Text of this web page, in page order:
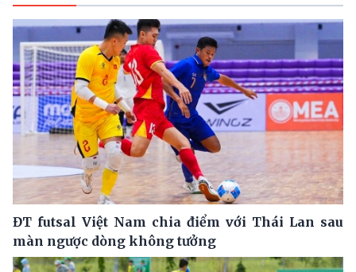
ĐT futsal Việt Nam chia điểm với Thái Lan sau
màn ngược dòng không tưởng